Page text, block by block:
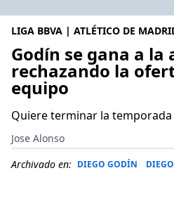
LIGA BBVA | ATLÉTICO DE
Godín se gana a
rechazando la
equipo
Quiere terminar la temporada
Jose Alonso
Archivado en: DIEGO GODÍN